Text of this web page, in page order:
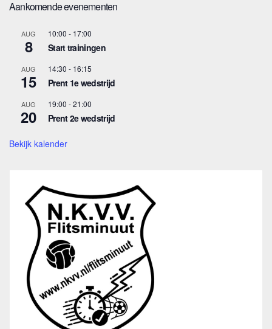
Aankomende evenementen
AUG
8
10:00 - 17:00
Start trainingen
AUG
15
14:30 - 16:15
Prent 1e wedstrijd
AUG
20
19:00 -21:00
Prent 2e wedstrijd
Bekijk kalender